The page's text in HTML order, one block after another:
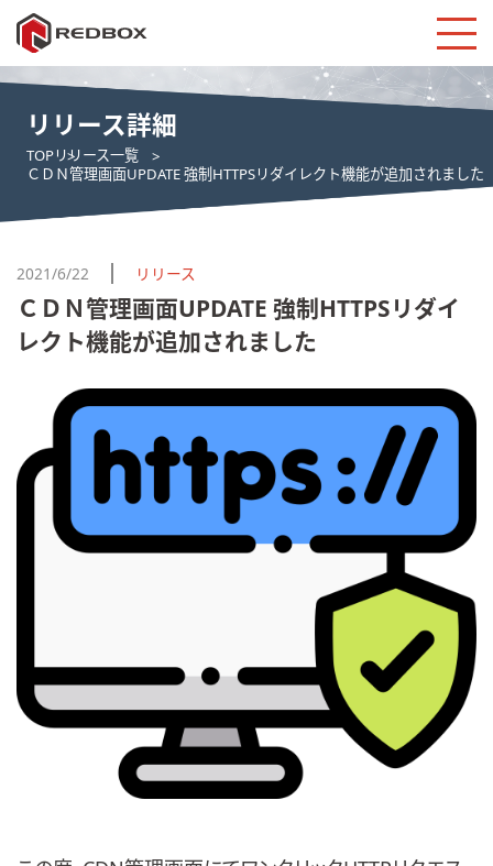
リリース詳細
TOPリリース一覧
ＣＤＮ管理画面UPDATE 強制HTTPSリダイレクト機能が追加されました
2021/6/22 リリース
ＣＤＮ管理画面UPDATE 強制HTTPSリダイ
レクト機能が追加されました